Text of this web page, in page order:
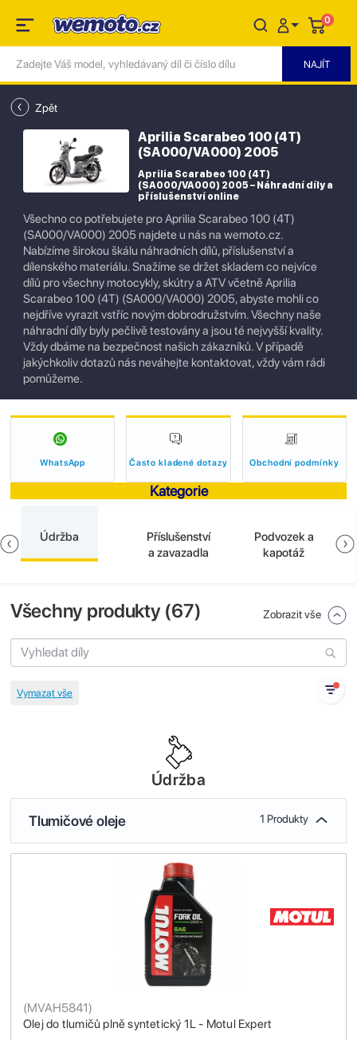
0
Zpět
Aprilia Scarabeo 100 (4T)
(SA000/VA000) 2005
Aprilia Scarabeo 100 (4T)
(SA000/VA000) 2005 – Náhradní díly a
příslušenství online
Všechno co potřebujete pro Aprilia Scarabeo 100 (4T)
(SA000/VA000) 2005 najdete u nás na wemoto.cz.
Nabízíme širokou škálu náhradních dílů, příslušenství a
dílenského materiálu. Snažíme se držet skladem co nejvíce
dílů pro všechny motocykly, skútry a ATV včetně Aprilia
Scarabeo 100 (4T) (SA000/VA000) 2005, abyste mohli co
nejdříve vyrazit vstříc novým dobrodružstvím. Všechny naše
náhradní díly byly pečlivě testovány a jsou té nejvyšší kvality.
Vždy dbáme na bezpečnost našich zákazníků. V případě
jakýchkoliv dotazů nás neváhejte kontaktovat, vždy vám rádi
pomůžeme.
WhatsApp Často kladené dotazy Obchodní podmínky
Kategorie
Údržba
Příslušenství
a zavazadla
Podvozek a
kapotáž
Všechny produkty (67) Zobrazit vše
Údržba
Tlumičové oleje 1 Produkty
Olej do tlumičů plně syntetický 1L - Motul Expert
(MVAH5841)